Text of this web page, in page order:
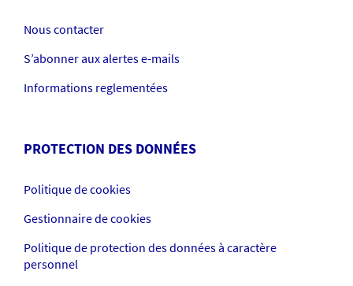
Nous contacter
S’abonner aux alertes e-mails
Informations reglementées
PROTECTION DES DONNÉES
Politique de cookies
Gestionnaire de cookies
Politique de protection des données à caractère
personnel